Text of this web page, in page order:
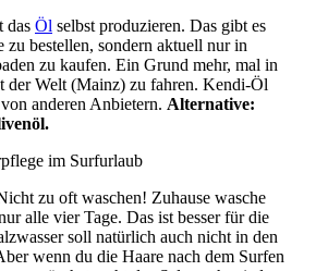
das Öl selbst produzieren. Das gibt es
zu bestellen, sondern aktuell nur in
zu kaufen. Ein Grund mehr, mal in
der Welt (Mainz) zu fahren. Kendi-Öl
anderen Anbietern. Alternative:
zu oft waschen! Zuhause wasche
alle vier Tage. Das ist besser für die
soll natürlich auch nicht in den
wenn du die Haare nach dem Surfen